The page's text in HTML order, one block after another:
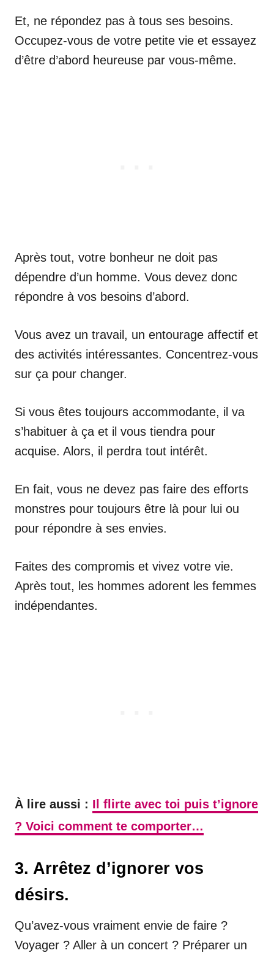
Et, ne répondez pas à tous ses besoins.
Occupez-vous de votre petite vie et essayez
d’être d’abord heureuse par vous-même.
Après tout, votre bonheur ne doit pas
dépendre d’un homme. Vous devez donc
répondre à vos besoins d’abord.
Vous avez un travail, un entourage affectif et
des activités intéressantes. Concentrez-vous
sur ça pour changer.
Si vous êtes toujours accommodante, il va
s’habituer à ça et il vous tiendra pour
acquise. Alors, il perdra tout intérêt.
En fait, vous ne devez pas faire des efforts
monstres pour toujours être là pour lui ou
pour répondre à ses envies.
Faites des compromis et vivez votre vie.
Après tout, les hommes adorent les femmes
indépendantes.
À lire aussi : Il flirte avec toi puis t’ignore
? Voici comment te comporter…
3. Arrêtez d’ignorer vos
désirs.
Qu’avez-vous vraiment envie de faire ?
Voyager ? Aller à un concert ? Préparer un